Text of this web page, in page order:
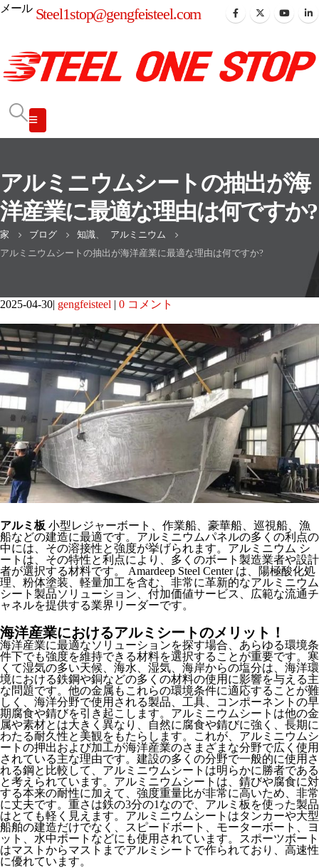
メール Steel1stop@gengfeisteel.com
アルミニウムシートの抽出が海
洋産業に最適な理由は何ですか?
家 ブログ 知識
アルミニウム
アルミニウムシートの抽出が海洋産業に最適な理由は何ですか?
2025-04-30 gengfeisteel 0 コメント
アルミ板 小型レジャーボート、作業船、豪華船、巡視船、漁
船などの建造に最適です。アルミニウムパネルの多くの利点の
中には、その溶接性と強度が挙げられます。アルミニウム シ
ートは、その特性と利点により、多くのボート製造業者や設計
者が選択する材料です。 Amardeep Steel Center は、陽極酸化処
理、粉体塗装、軽量加工を含む、非常に革新的なアルミニウム
シート製品ソリューション、付加価値サービス、広範な流通チ
ャネルを提供する業界リーダーです。
海洋産業におけるアルミシートのメリット！
海洋産業に最適なソリューションを探す場合、あらゆる環境条
件下でも強度を維持できる材料を選択することが重要です。寒
くて湿気の多い天候、海水、湿気、海岸からの塩分は、海洋環
境における鉄鋼や銅などの多くの材料の使用に影響を与える主
な問題です。他の金属もこれらの環境条件に適応することが難
しく、海洋分野で使用される製品、工具、コンポーネントの早
期腐食や錆びを引き起こします。アルミニウムシートは他の金
属や素材とは大きく異なり、自然に腐食や錆びに強く、長期に
わたる耐久性と美観をもたらします。これが、アルミニウムシ
ートの押出および加工が海洋産業のさまざまな分野で広く使用
されている主な理由です。建設の多くの分野で一般的に使用さ
れる鋼と比較して、アルミニウムシートは明らかに勝者である
と考えられています。アルミニウムシートは、錆びや腐食に対
する本来の耐性に加えて、強度重量比が非常に高いため、非常
に丈夫です。重さは鉄の3分の1なので、アルミ板を使った製品
はとても軽く見えます。アルミニウムシートはタンカーや大型
船舶の建造だけでなく、スピードボート、モーターボート、ヨ
ット、水中ボートなどにも使用されています。スポーツボート
はマストからマストまでアルミシートで作られており、高速性
に優れています。